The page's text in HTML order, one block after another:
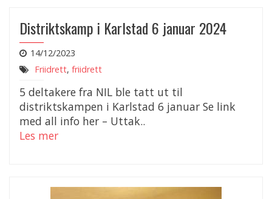
Distriktskamp i Karlstad 6 januar 2024
14/12/2023
Friidrett, friidrett
5 deltakere fra NIL ble tatt ut til
distriktskampen i Karlstad 6 januar Se link
med all info her – Uttak..
Les mer